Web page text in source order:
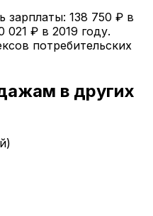
зарплаты: 138 750 ₽ в
021 ₽ в 2019 году.
потребительских
в других